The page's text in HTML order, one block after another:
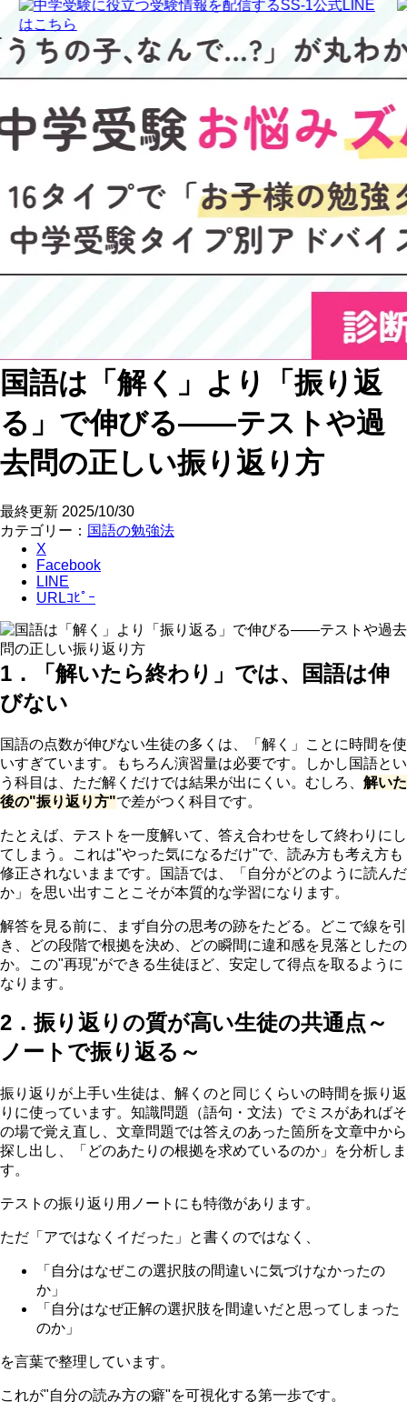
国語は「解く」より「振り返
る」で伸びる――テストや過
去問の正しい振り返り方
最終更新 2025/10/30
カテゴリー： 国語の勉強法
X
Facebook
LINE
URLｺﾋﾟｰ
1．「解いたら終わり」では、国語は伸
びない
国語の点数が伸びない生徒の多くは、「解く」ことに時間を使
いすぎています。もちろん演習量は必要です。しかし国語とい
う科目は、ただ解くだけでは結果が出にくい。むしろ、 解いた
後の"振り返り方"で差がつく科目です。
たとえば、テストを一度解いて、答え合わせをして終わりにし
てしまう。これは"やった気になるだけ"で、読み方も考え方も
修正されないままです。国語では、「自分がどのように読んだ
か」を思い出すことこそが本質的な学習になります。
解答を見る前に、まず自分の思考の跡をたどる。どこで線を引
き、どの段階で根拠を決め、どの瞬間に違和感を見落としたの
か。この"再現"ができる生徒ほど、安定して得点を取るように
なります。
2．振り返りの質が高い生徒の共通点～
ノートで振り返る～
振り返りが上手い生徒は、解くのと同じくらいの時間を振り返
りに使っています。知識問題（語句・文法）でミスがあればそ
の場で覚え直し、文章問題では答えのあった箇所を文章中から
探し出し、「どのあたりの根拠を求めているのか」を分析しま
す。
テストの振り返り用ノートにも特徴があります。
ただ「アではなくイだった」と書くのではなく、
「自分はなぜこの選択肢の間違いに気づけなかったの
か」
「自分はなぜ正解の選択肢を間違いだと思ってしまった
のか」
を言葉で整理しています。
これが"自分の読み方の癖"を可視化する第一歩です。